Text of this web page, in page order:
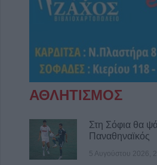
πυρκαγιές
Μικροσκοπικές δίνες
πρώτη φορά στην επιφάνεια
Επίσκεψη του Υπουργού
Σοφάδων(+Φωτο +Βίντεο)
5 Αυγούστου 2026, 16:58
Επιτροπή Ανταγωνισμού:
ΑΘΛΗΤΙΣΜΟΣ
Στη Σόφια θα
Παναθηναϊκός
5 Αυγούστου 2026,